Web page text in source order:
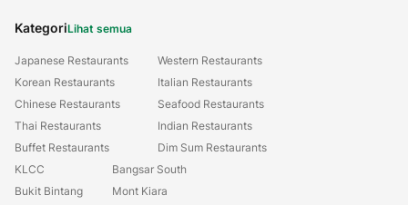
KategoriLihat semua
Japanese Restaurants
Korean Restaurants
Chinese Restaurants
Thai Restaurants
Buffet Restaurants
Western Restaurants
Italian Restaurants
Seafood Restaurants
Indian Restaurants
Dim Sum Restaurants
KLCC
Bukit Bintang
Bangsar South
Mont Kiara